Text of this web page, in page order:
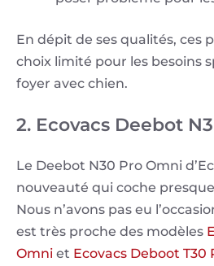
En dépit de ses qualités, ces
choix limité pour les besoins
foyer avec chien.
2. Ecovacs Deebot
Le Deebot N30 Pro Omni
nouveauté qui coche
Nous n’avons pas eu
est très proche des modèles
Omni et Ecovacs Deboot